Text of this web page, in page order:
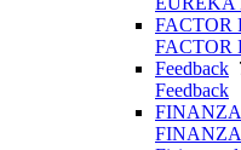
FACTOR
FACTOR
Feedback
Feedback